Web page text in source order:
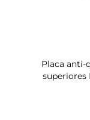
Placa anti-
superiores